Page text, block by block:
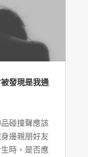
發現是我通
碰撞聲應該
邊親朋好友
時，是否應